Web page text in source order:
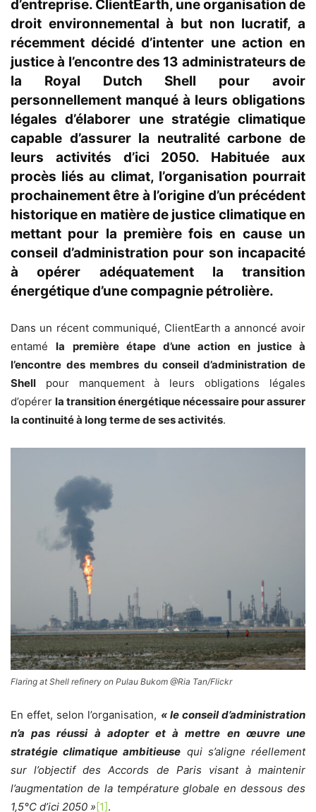
d’entreprise. ClientEarth, une organisation de
droit environnemental à but non lucratif, a
récemment décidé d’intenter une action en
justice à l’encontre des 13 administrateurs de
la Royal Dutch Shell pour avoir
personnellement manqué à leurs obligations
légales d’élaborer une stratégie climatique
capable d’assurer la neutralité carbone de
leurs activités d’ici 2050. Habituée aux
procès liés au climat, l’organisation pourrait
prochainement être à l’origine d’un précédent
historique en matière de justice climatique en
mettant pour la première fois en cause un
conseil d’administration pour son incapacité
à opérer adéquatement la transition
énergétique d’une compagnie pétrolière.
Dans un récent communiqué, ClientEarth a annoncé avoir
entaméla première étape d’une action en justice à
l’encontre des membres du conseil d’administration de
Shell pour manquement à leurs obligations légales
d’opérer la transition énergétique nécessaire pour assurer
la continuité à long terme de ses activités.
Flaring at Shell refinery on Pulau Bukom @Ria Tan/Flickr
En effet, selon l’organisation, « le conseil d’administration
n’a pas réussi à adopter et à mettre en œuvre une
stratégie climatique ambitieuse qui s’aligne réellement
sur l’objectif des Accords de Paris visant à maintenir
l’augmentation de la température globale en dessous des
1,5°C d’ici 2050 »[1].